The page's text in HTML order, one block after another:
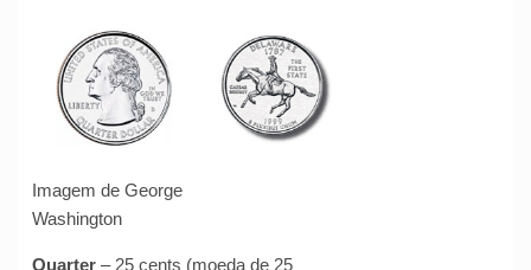
Imagem de George
Washington
Quarter – 25 cents (moeda de 25